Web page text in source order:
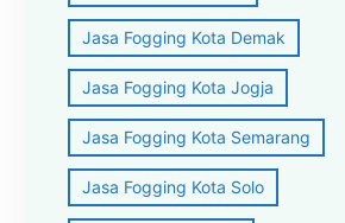
Jasa Fogging Kota Demak
Jasa Fogging Kota Jogja
Jasa Fogging Kota Semarang
Jasa Fogging Kota Solo